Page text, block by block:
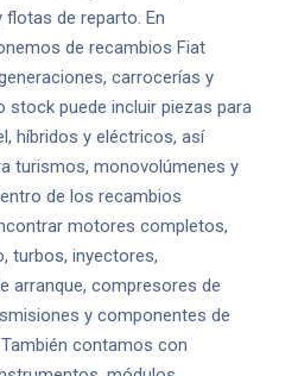
de reparto. En
de recambios Fiat
carrocerías y
puede incluir piezas para
híbridos y eléctricos, así
turismos, monovolúmenes y
de los recambios
motores completos,
turbos, inyectores,
arranque, compresores de
y componentes de
contamos con